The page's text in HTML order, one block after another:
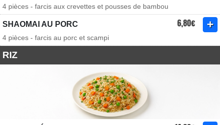
4 pièces - farcis aux crevettes et pousses de bambou
SHAOMAI AU PORC 6,80€
4 pièces - farcis au porc et scampi
RIZ